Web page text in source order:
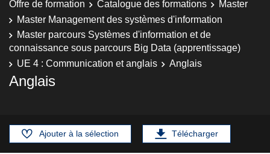
Offre de formation Catalogue des formations
Master
Master Management des systèmes d'information
Master parcours Systèmes d'information et de
connaissance sous parcours Big Data (apprentissage)
UE 4 : Communication et anglais
Anglais
Anglais
Ajouter à la sélection Télécharger